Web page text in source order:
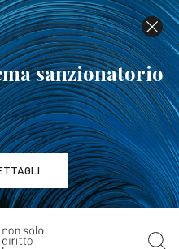
sanzionatorio